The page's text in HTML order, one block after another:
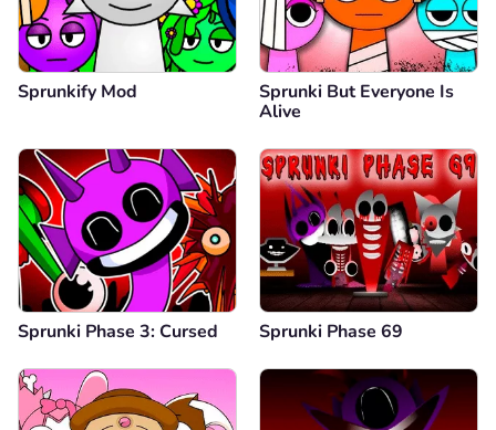
Sprunkify Mod
Sprunki But Everyone Is
Alive
Sprunki Phase 3: Cursed Sprunki Phase 69